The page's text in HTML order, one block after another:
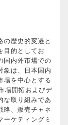
の歴史的変遷と
目的としてお
国内外市場での
象は、日本国内
場を中心とする
場開拓およびデ
な取り組みであ
略、販売チャネ
ーケティングミ